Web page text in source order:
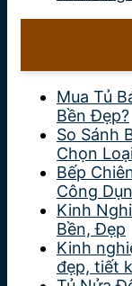
Mua Tủ
Bền Đẹp?
So Sánh
Chọn
Bếp
Công
Kinh
Bền, Đẹp
Kinh
đẹp, tiết